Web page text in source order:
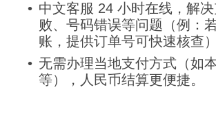
中文客服 24 小时在线，解
败、号码错误等问题（例：
账，提供订单号可快速核查）
无需办理当地支付方式（如
等），人民币结算更便捷。